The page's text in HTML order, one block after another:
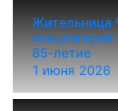
1 июня 2026
Жительница
85-летие